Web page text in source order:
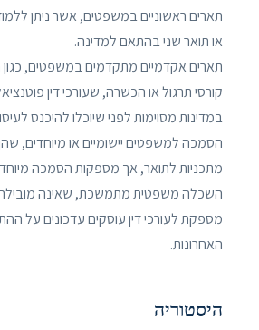
תארים ראשוניים במשפטים, אשר ניתן
או תואר שני בהתאם למדינה.
תארים אקדמיים מתקדמים במשפטים, כגון
קורסי תרגול או הכשרה, שעורכי דין
במדינות מסוימות לפני שיוכלו להיכנס
הסמכה למשפטים יישומיים או מיוחדים,
מתכניות לתואר, אך מספקות הסמכה
השכלה משפטית מתמשכת, שאינה
מספקת לעורכי דין עוסקים עדכונים על
האחרונות.
היסטוריה